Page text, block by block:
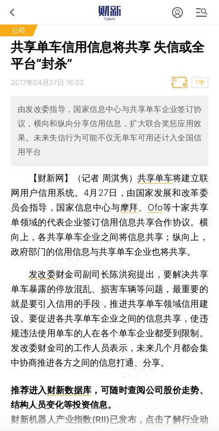
公司
共享单车信用信息将共享 失信或全
平台“封杀”
2017年04月27日 16:02 T中
由发改委指导，国家信息中心与共享单车企业签订协
议，横向和纵向分享信用信息，扩大联合奖惩应用效
果。未来失信行为可能不仅无单车可用还计入全国信
用平台
【财新网】（记者 周淇隽） 共享单车将建立联
网用户信用系统。4月27日，由国家发展和改革委
员会指导，国家信息中心与摩拜、 Ofo等十家共享
单领域的代表企业签订信用信息共享合作协议。横
向上，各共享单车企业之间将信息共享；纵向上，
政府部门的信用信息与共享单车企业也将共享。
发改委财金司副司长陈洪宛提出，要解决共享
单车暴露的停放混乱、损害车辆等问题，最重要的
就是要引入信用的手段，推进共享单车领域信用建
设。要促进各共享单车企业之间的信息共享，使违
规违法使用单车的人在各个单车企业都受到限制。
发改委财金司的工作人员表示，未来几个月都会集
中协商推进各方之间的信息打通、分享。
推荐进入财新数据库 ，可随时查阅公司股价走势、
结构人员变化等投资信息。
财新机器人产业指数(RII)已发布， 点击了解行业动